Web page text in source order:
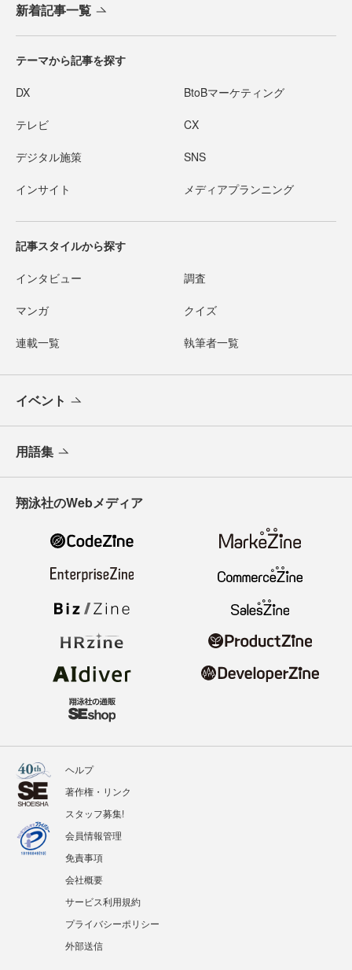
新着記事一覧
テーマから記事を探す
DX BtoBマーケティング
テレビ CX
デジタル施策 SNS
インサイト メディアプランニング
記事スタイルから探す
インタビュー 調査
マンガ クイズ
連載一覧 執筆者一覧
イベント
用語集
翔泳社のWebメディア
ヘルプ
著作権・リンク
スタッフ募集!
会員情報管理
免責事項
会社概要
サービス利用規約
プライバシーポリシー
外部送信